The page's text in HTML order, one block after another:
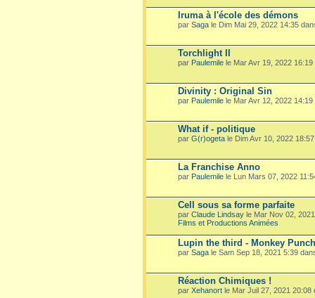
Iruma à l'école des démons
par Saga le Dim Mai 29, 2022 14:35
Torchlight II
par Paulemile le Mar Avr 19, 2022
Divinity : Original Sin
par Paulemile le Mar Avr 12, 2022
What if - politique
par G(r)ogeta le Dim Avr 10, 2022
La Franchise Anno
par Paulemile le Lun Mars 07, 2022
Cell sous sa forme parfaite
par Claude Lindsay le Mar Nov 02,
Films et Productions Animées
Lupin the third - Monkey Punch
par Saga le Sam Sep 18, 2021 5:39
Réaction Chimiques !
par Xehanort le Mar Juil 27, 2021